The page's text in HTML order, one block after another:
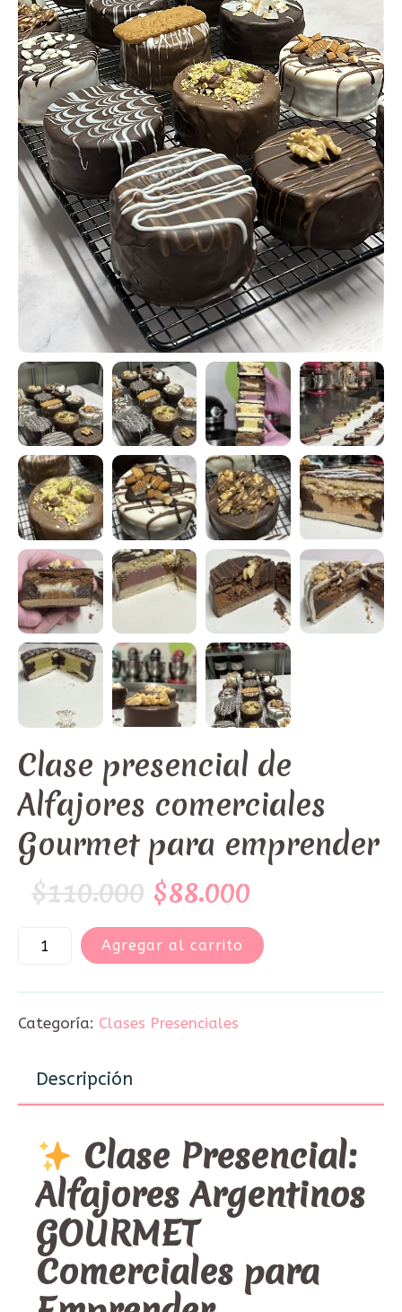
Clase presencial de
Alfajores comerciales
Gourmet para emprender
$110.000 El
precio
original
era:
$110.000.
$88.000
precio
actual
es:
Agregar al carrito
Categoría: Clases Presenciales
Descripción
Clase Presencial:
Alfajores Argentinos
GOURMET
Comerciales para